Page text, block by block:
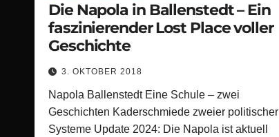
Die Napola in Ballenstedt – Ein
faszinierender Lost Place voller
Geschichte
3. OKTOBER 2018
Napola Ballenstedt Eine Schule – zwei
Geschichten Kaderschmiede zweier politischer
Systeme Update 2024: Die Napola ist aktuell